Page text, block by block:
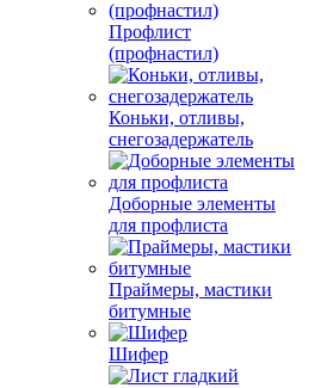
Профлист
(профнастил)
Коньки, отливы,
снегозадержатель
Доборные элементы
для профлиста
Праймеры, мастики
битумные
Шифер